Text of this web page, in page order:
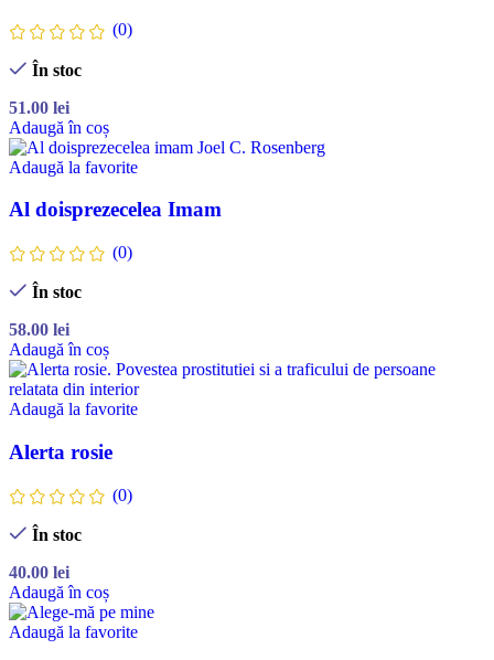
(0)
În stoc
51.00 lei
Adaugă în coș
Adaugă la favorite
Al doisprezecelea Imam
(0)
În stoc
58.00 lei
Adaugă în coș
Adaugă la favorite
Alerta rosie
(0)
În stoc
40.00 lei
Adaugă în coș
Adaugă la favorite